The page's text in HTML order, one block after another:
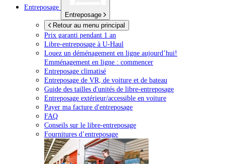
Entreposage
Entreposage
Retour au menu principal
Prix garanti pendant 1 an
Libre-entreposage à U-Haul
Louez un déménagement en ligne aujourd’hui!
Emménagement en ligne : commencer
Entreposage climatisé
Entreposage de VR, de voiture et de bateau
Guide des tailles d'unités de libre-entreposage
Entreposage extérieur/accessible en voiture
Payer ma facture d'entreposage
FAQ
Conseils sur le libre-entreposage
Fournitures d’entreposage